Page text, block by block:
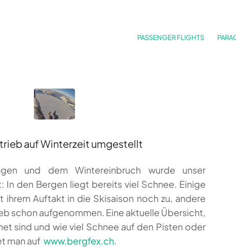
PASSENGER FLIGHTS
auf Winterzeit umgestellt
und dem Wintereinbruch wurde unser
In den Bergen liegt bereits viel Schnee. Einige
ihrem Auftakt in die Skisaison noch zu, andere
schon aufgenommen. Eine aktuelle Übersicht,
sind und wie viel Schnee auf den Pisten oder
man auf www.bergfex.ch.